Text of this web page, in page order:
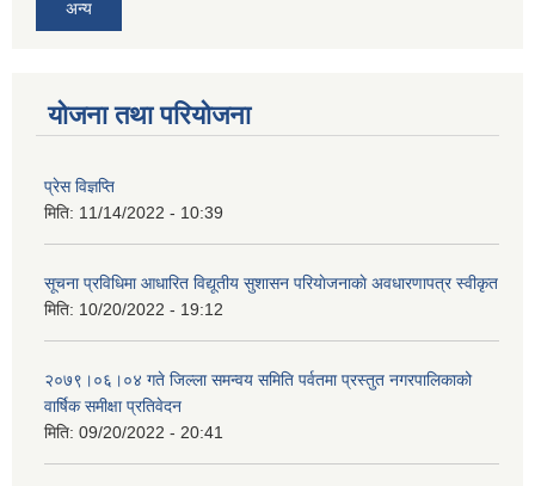
अन्य
योजना तथा परियोजना
प्रेस विज्ञप्ति
मिति: 11/14/2022 - 10:39
सूचना प्रविधिमा आधारित विद्यूतीय सुशासन परियाेजनाकाे अवधारणापत्र स्वीकृत
मिति: 10/20/2022 - 19:12
२०७९।०६।०४ गते जिल्ला समन्वय समिति पर्वतमा प्रस्तुत नगरपालिकाको
वार्षिक समीक्षा प्रतिवेदन
मिति: 09/20/2022 - 20:41